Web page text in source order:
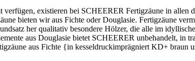
existieren bei SCHEERER Fertigzäune in allen
bieten wir aus Fichte oder Douglasie. Fertigzäune
her qualitativ besondere Hölzer, die alle im
aus Douglasie bietet SCHEERER unbehandelt, in
aus Fichte {in kesseldruckimprägniert KD+